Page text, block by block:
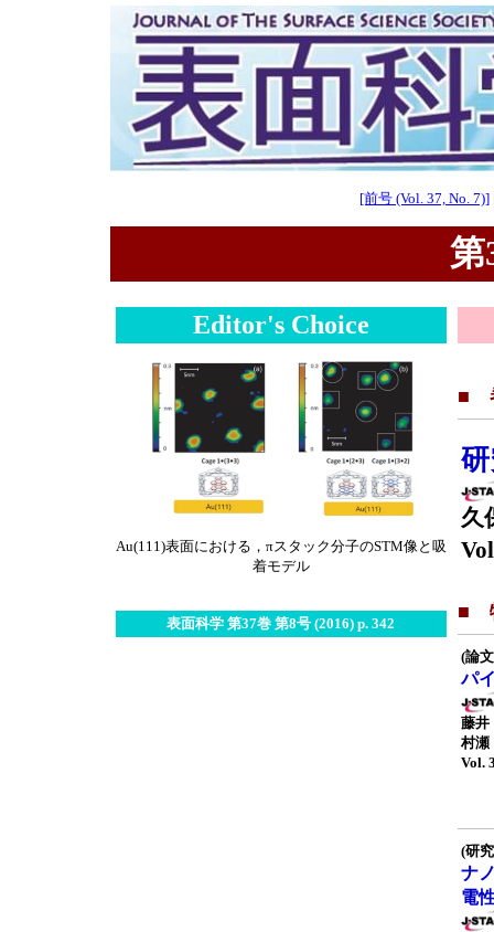
[前号 (Vol. 37, No. 7)]
第
Editor's Choice
Au(111)表面における，πスタック分子のSTM像と吸
着モデル
表面科学 第37巻 第8号 (2016) p. 342
■
久
■
(論
パ
藤
村
Vol.
(研
ナ
電